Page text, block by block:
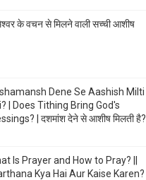
के वचन से मिलने वाली सच्ची आशीष
Dene Se Aashish Milti
| Does Tithing Bring God's
| दशमांश देने से आशीष मिलती है?
Is Prayer and How to Pray? ||
Kya Hai Aur Kaise Karen?